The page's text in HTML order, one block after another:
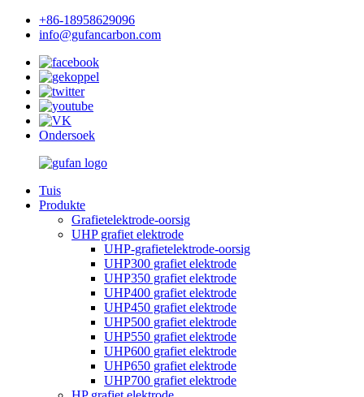
+86-18958629096
info@gufancarbon.com
Ondersoek
Tuis
Produkte
Grafietelektrode-oorsig
UHP grafiet elektrode
UHP-grafietelektrode-oorsig
UHP300 grafiet elektrode
UHP350 grafiet elektrode
UHP400 grafiet elektrode
UHP450 grafiet elektrode
UHP500 grafiet elektrode
UHP550 grafiet elektrode
UHP600 grafiet elektrode
UHP650 grafiet elektrode
UHP700 grafiet elektrode